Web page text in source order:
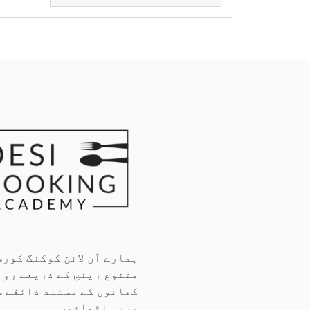
ہمارے آن لائن کوکنگ
متنوع رینج کے ذریعے
کھانوں کے مستند ذائقے
پردہ اٹھائیں۔